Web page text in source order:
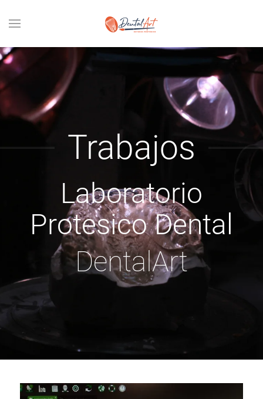
Trabajos
Laboratorio
Protesico Dental
DentalArt